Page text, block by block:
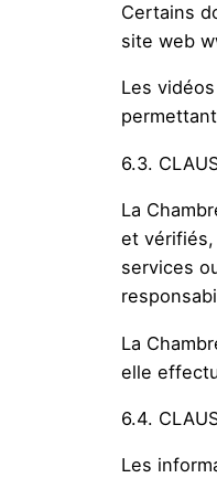
Certains
site web
Les
6.3.
La
et vérifiés,
services
La
elle
6.4.
Les